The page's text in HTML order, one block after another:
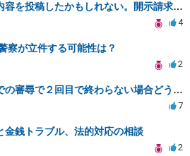
誹謗中傷に当たる内容を投稿したかもしれない。開示請求や民事刑事裁判に発展しうるのか教えて欲しい。
4
察が立件する可能性は？
2
開示請求の仮処分での審尋で２回目で終わらない場合どうしたらいいですか
7
金銭トラブル、法的対応の相談
2